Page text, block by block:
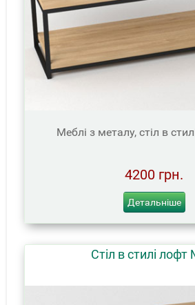
Меблі з металу, стіл в
4200 грн.
Детальніше
Стіл в стилі